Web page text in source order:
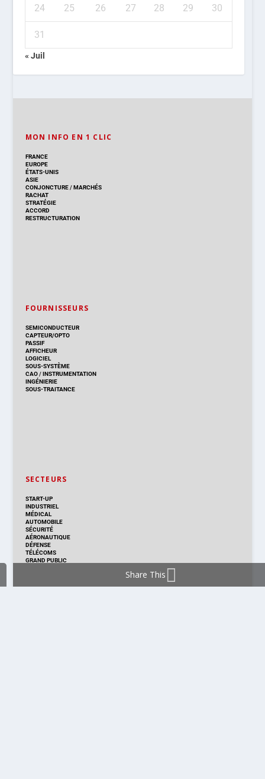
24 25 26 27 28 29 30
31
« Juil
MON INFO EN 1 CLIC
FRANCE
EUROPE
ÉTATS-UNIS
ASIE
CONJONCTURE/MARCHÉS
RACHAT
STRATÉGIE
ACCORD
RESTRUCTURATION
FOURNISSEURS
SEMICONDUCTEUR
CAPTEUR/OPTO
PASSIF
AFFICHEUR
LOGICIEL
SOUS-SYSTÈME
CAO/INSTRUMENTATION
INGÉNIERIE
SOUS-TRAITANCE
SECTEURS
START-UP
INDUSTRIEL
MÉDICAL
AUTOMOBILE
SÉCURITÉ
AÉRONAUTIQUE
DÉFENSE
TÉLÉCOMS
GRAND PUBLIC
Share This